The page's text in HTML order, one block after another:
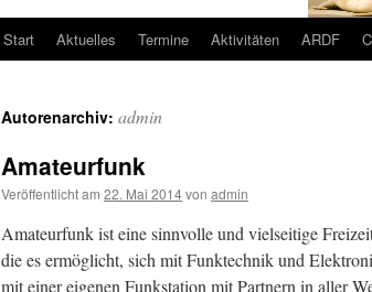
Start Aktuelles Termine Aktivitäten ARDF
Autorenarchiv: admin
Amateurfunk
Veröffentlicht am 22. Mai 2014von admin
Amateurfunk ist eine sinnvolle und vielseitige
die es ermöglicht, sich mit Funktechnik und
mit einer eigenen Funkstation mit Partnern in aller